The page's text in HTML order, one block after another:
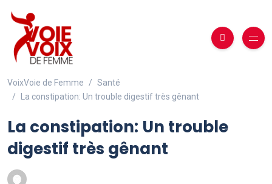
VoixVoie de Femme
Santé
La constipation: Un trouble digestif très gênant
La constipation: Un trouble
digestif très gênant